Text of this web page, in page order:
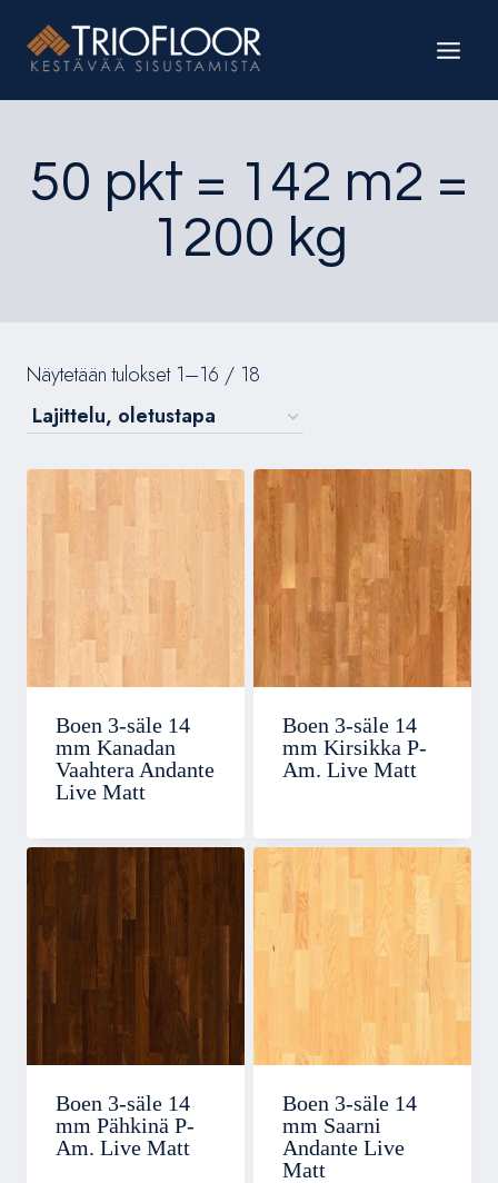
sisältöön
50 pkt = 142 m2 =
1200 kg
Näytetään tulokset 1–16 / 18
Boen 3-säle 14
mm Kanadan
Vaahtera Andante
Live Matt
Boen 3-säle 14
mm Kirsikka P-
Am. Live Matt
Boen 3-säle 14
mm Pähkinä P-
Am. Live Matt
Boen 3-säle 14
mm Saarni
Andante Live
Matt